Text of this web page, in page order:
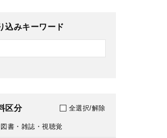
込みキーワード
区分 全選択/解除
図書・雑誌・視聴覚